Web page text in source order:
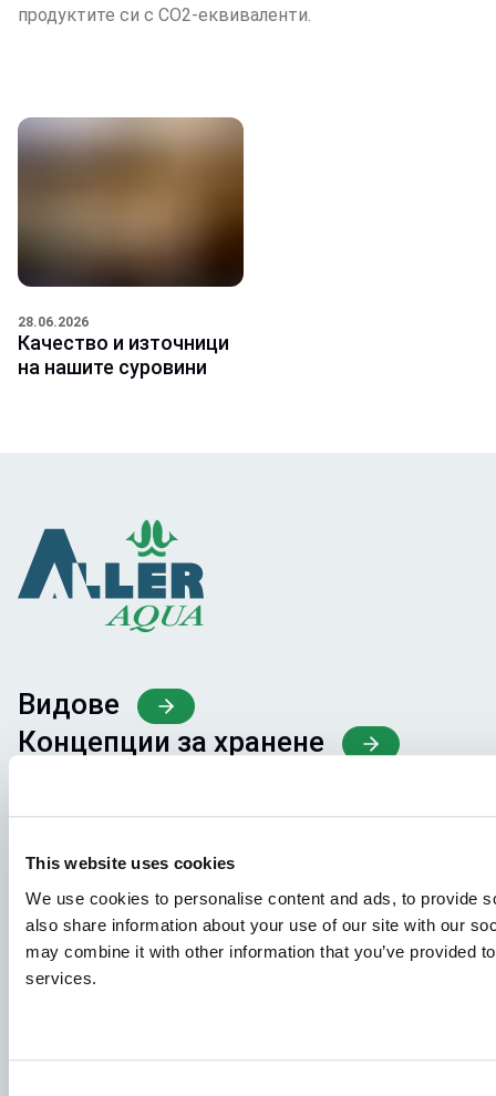
This website uses cookies
We use cookies to personalise content and ads, to provide
also share information about your use of our site with our
may combine it with other information that you’ve provided
services.
продуктите си с CO2-еквиваленти.
28.06.2026
Качество и източници
на нашите суровини
Видове
Концепции за хранене
Кандидатури за работа
За да сте сигурни, че кандидатурата ви ще попадне на
правилното място, не забравяйте да посочите ясно от
кое работно място се интересувате. Очакваме с
нетърпение да я прочетем!